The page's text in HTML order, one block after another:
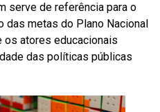
serve de referência para o
das metas do Plano Nacional
os atores educacionais
das políticas públicas